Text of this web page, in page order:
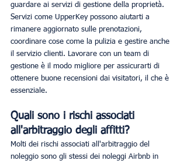
guardare ai servizi di gestione della proprietà.
Servizi come UpperKey possono aiutarti a
rimanere aggiornato sulle prenotazioni,
coordinare cose come la pulizia e gestire anche
il servizio clienti. Lavorare con un team di
gestione è il modo migliore per assicurarti di
ottenere buone recensioni dai visitatori, il che è
essenziale.
Quali sono i rischi associati
all'arbitraggio degli affitti?
Molti dei rischi associati all'arbitraggio del
noleggio sono gli stessi dei noleggi Airbnb in